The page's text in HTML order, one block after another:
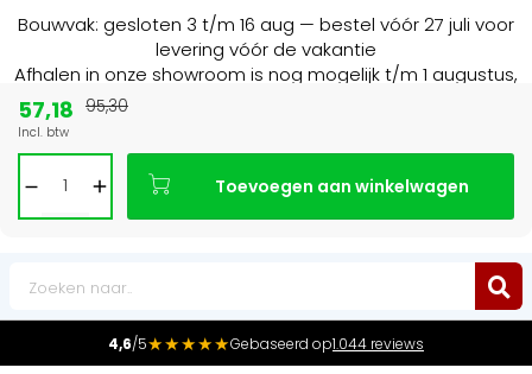
Bouwvak: gesloten 3 t/m 16 aug — bestel vóór 27 juli voor
levering vóór de vakantie
Afhalen in onze showroom is nog mogelijk t/m 1 augustus,
4,6/5★★★★★Gebaseerd op1.044 reviews
57,18
Incl. btw
95,30
Toevoegen aan winkelwagen